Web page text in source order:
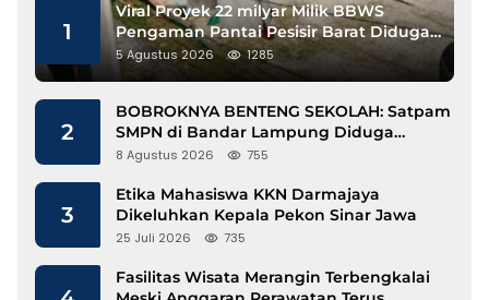
1
Viral Proyek 22 milyar Milik BBWS
Pengaman Pantai Pesisir Barat Diduga
Gunakan Besi Banci
5 Agustus 2026 1285
2
BOBROKNYA BENTENG SEKOLAH: Satpam
SMPN di Bandar Lampung Diduga
Lecehkan Siswi
8 Agustus 2026 755
3
Etika Mahasiswa KKN Darmajaya
Dikeluhkan Kepala Pekon Sinar Jawa
25 Juli 2026 735
Fasilitas Wisata Merangin Terbengkalai